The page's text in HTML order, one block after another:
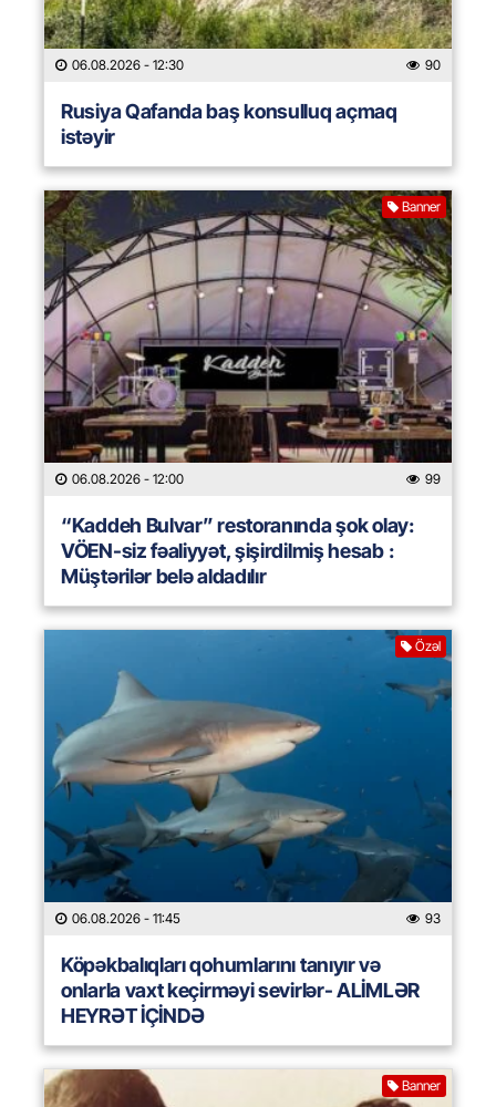
06.08.2026 - 12:30 90
Rusiya Qafanda baş konsulluq açmaq
istəyir
Banner
06.08.2026 - 12:00 99
“Kaddeh Bulvar” restoranında şok olay:
VÖEN-siz fəaliyyət, şişirdilmiş hesab :
Müştərilər belə aldadılır
Özəl
06.08.2026 - 11:45 93
Köpəkbalıqları qohumlarını tanıyır və
onlarla vaxt keçirməyi sevirlər- ALİMLƏR
HEYRƏT İÇİNDƏ
Banner